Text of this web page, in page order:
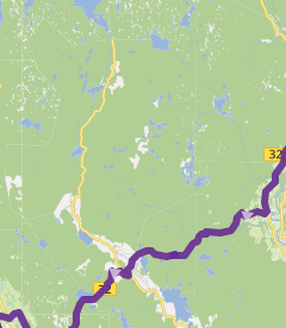
► ►
►